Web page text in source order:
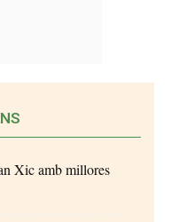
Xic amb millores